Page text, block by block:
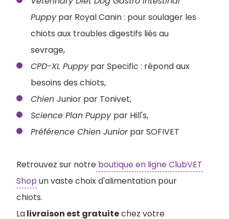
Puppypar Royal Canin : pour soulager les
chiots aux troubles digestifs liés au
sevrage,
CPD-XL Puppypar Specific : répond aux
besoins des chiots,
Chien Junior par Tonivet,
Science Plan Puppy par Hill's,
Préférence Chien Juniorpar SOFIVET
Retrouvez sur notre boutique en ligne ClubVET
Shop un vaste choix d'alimentation pour
chiots.
Lalivraison est gratuitechez votre